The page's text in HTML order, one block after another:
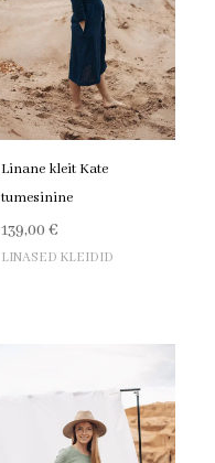
Linane kleit Kate
tumesinine
139,00€
LINASED KLEIDID